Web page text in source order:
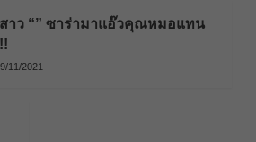
าว “” ซาร่ามาแอ๊วคุณหมอแทน
11/2021